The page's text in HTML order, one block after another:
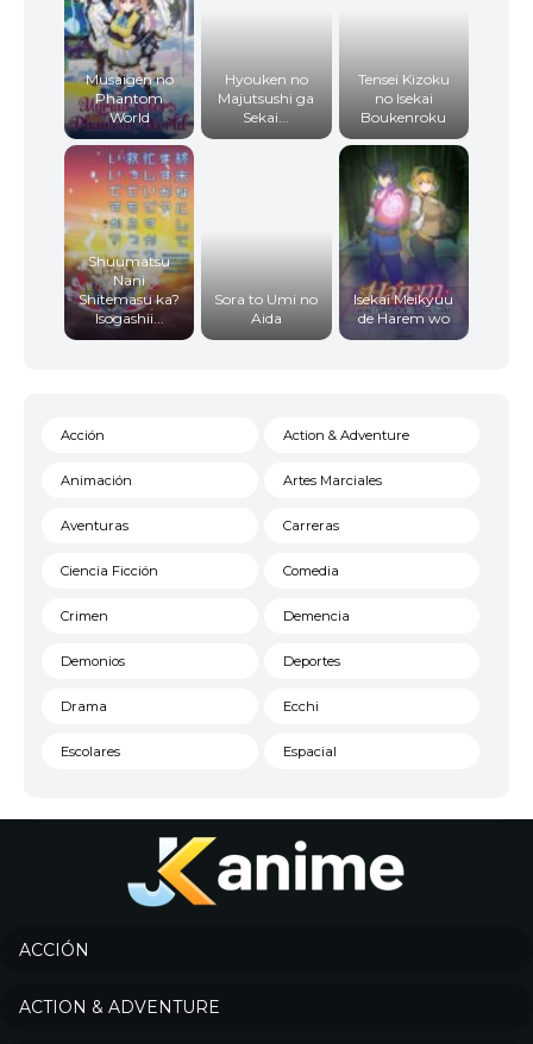
Musaigen no
Phantom
World
Hyouken no
Majutsushi ga
Sekai...
Tensei Kizoku
no Isekai
Boukenroku
Shuumatsu
Nani
Shitemasu ka?
Isogashii...
Sora to Umi no
Aida
Isekai Meikyuu
de Harem wo
Acción Action & Adventure
Animación Artes Marciales
Aventuras Carreras
Ciencia Ficción Comedia
Crimen Demencia
Demonios Deportes
Drama Ecchi
Escolares Espacial
Historico
Josei
ACCIÓN
ACTION & ADVENTURE